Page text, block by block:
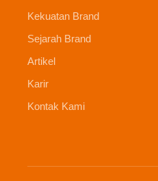
Kekuatan Brand
Sejarah Brand
Artikel
Karir
Kontak Kami